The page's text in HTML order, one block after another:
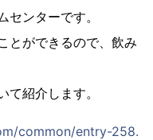
ンターです。
とができるので、飲み
紹介します。
common/entry-258.